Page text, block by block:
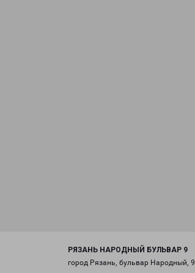
РЯЗАНЬ НАРОДНЫЙ БУЛЬВАР 9
город Рязань, бульвар Народный, 9